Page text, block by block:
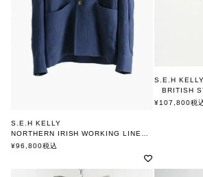
S.E.H KELLY
NORTHERN IRISH WORKING LINEN JACKET
エスイーエイチケリー
¥96,800税込
S.E.H KELLY
BRITISH
エスイーエイ
¥107,800税